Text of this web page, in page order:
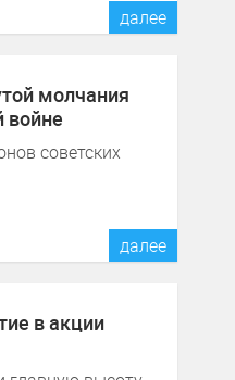
далее
молчания
войне
советских
далее
в акции